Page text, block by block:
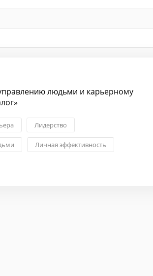
людьми и карьерному
Лидерство
Личная эффективность